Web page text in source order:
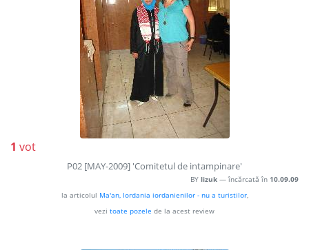
1 vot
P02 [MAY-2009] 'Comitetul de intampinare'
BY lizuk — încărcată în 10.09.09
la articolul Ma'an, Iordania iordanienilor - nu a turistilor,
vezi toate pozele de la acest review